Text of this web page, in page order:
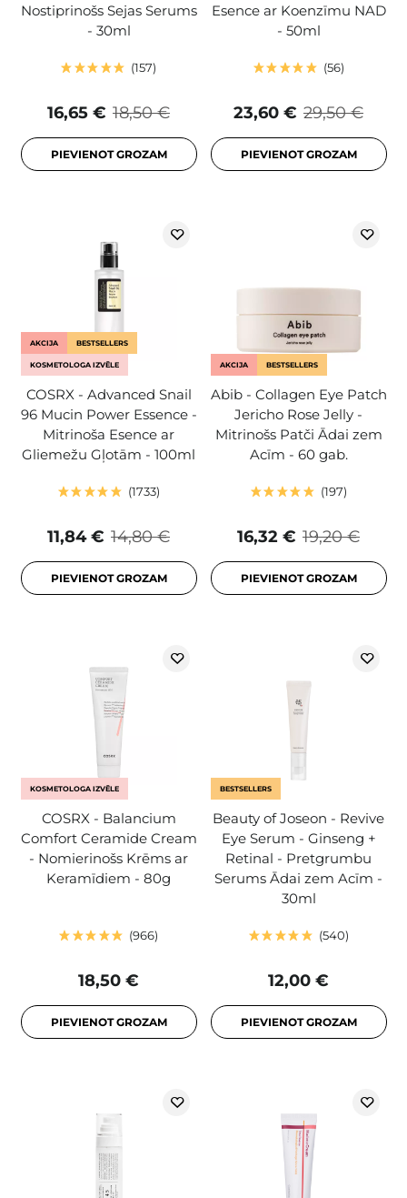
Nostiprinošs Sejas Serums
- 30ml
157
18,50 €
16,65 €
PIEVIENOT GROZAM
Esence ar Koenzīmu NAD
- 50ml
56
29,50 €
23,60 €
PIEVIENOT GROZAM
AKCIJA BESTSELLERS
KOSMETOLOGA IZVĒLE
COSRX - Advanced Snail
96 Mucin Power Essence -
Mitrinoša Esence ar
Gliemežu Gļotām - 100ml
1733
14,80 €
11,84 €
PIEVIENOT GROZAM
AKCIJA BESTSELLERS
Abib - Collagen Eye Patch
Jericho Rose Jelly -
Mitrinošs Patči Ādai zem
Acīm - 60 gab.
197
19,20 €
16,32 €
PIEVIENOT GROZAM
KOSMETOLOGA IZVĒLE
COSRX - Balancium
Comfort Ceramide Cream
- Nomierinošs Krēms ar
Keramīdiem - 80g
966
18,50 €
PIEVIENOT GROZAM
BESTSELLERS
Beauty of Joseon - Revive
Eye Serum - Ginseng +
Retinal - Pretgrumbu
Serums Ādai zem Acīm -
30ml
540
12,00 €
PIEVIENOT GROZAM